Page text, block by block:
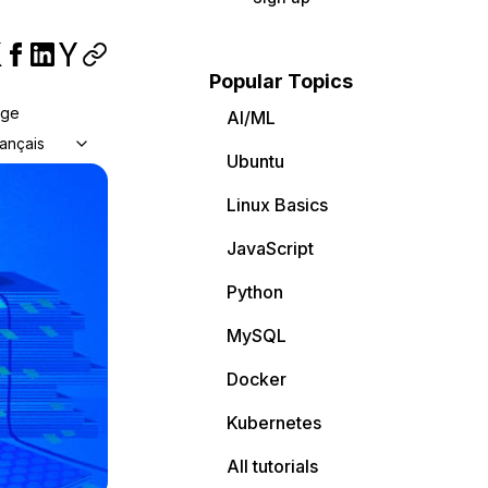
Popular Topics
AI/ML
Ubuntu
Linux Basics
JavaScript
Python
MySQL
Docker
Kubernetes
All tutorials